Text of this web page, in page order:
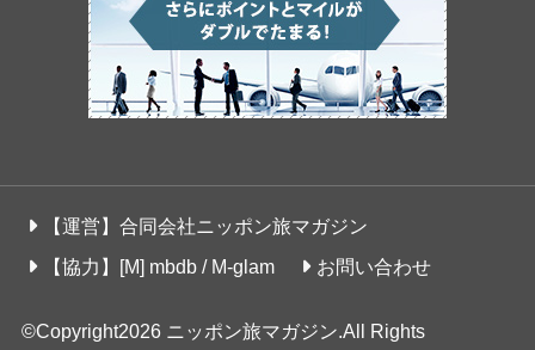
【運営】合同会社ニッポン旅マガジン
【協力】[M] mbdb / M-glam
お問い合わせ
©Copyright2026 ニッポン旅マガジン.All Rights